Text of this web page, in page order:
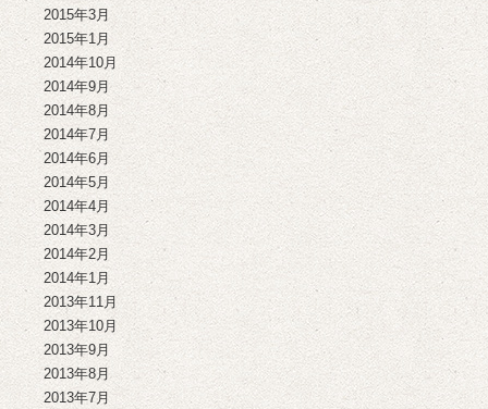
2015年3月
2015年1月
2014年10月
2014年9月
2014年8月
2014年7月
2014年6月
2014年5月
2014年4月
2014年3月
2014年2月
2014年1月
2013年11月
2013年10月
2013年9月
2013年8月
2013年7月